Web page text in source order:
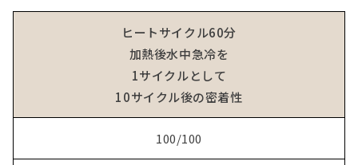
ヒートサイクル60分
加熱後水中急冷を
1サイクルとして
10サイクル後の密着性
100/100